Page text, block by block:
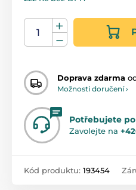
Doprava zdarma
Možnosti doručení ›
Potřebujete
Zavolejte na
Kód produktu: 193454